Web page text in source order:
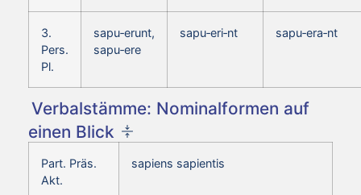
3.
Pers.
Pl.
sapu‑erunt,
sapu‑ere
sapu‑eri‑nt sapu‑era‑nt
Verbalstämme: Nominalformen auf
einen Blick
Part. Präs.
Akt.
sapiens sapientis